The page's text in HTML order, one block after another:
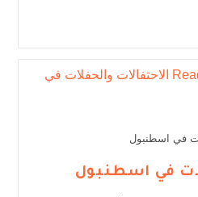
في اسطنبول
في اسطنبول